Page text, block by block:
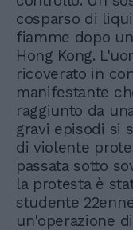
cosparso di
fiamme dopo
Hong Kong.
ricoverato in
manifestante
raggiunto da
gravi episodi si
di violente
passata sotto
la protesta è
studente
un'operazione